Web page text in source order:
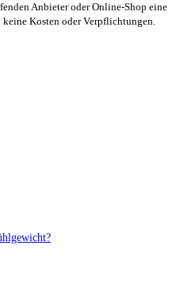
Anbieter oder Online-Shop eine
Kosten oder Verpflichtungen.